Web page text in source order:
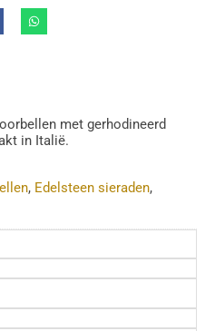
met gerhodineerd
in Italië.
, Edelsteen sieraden,